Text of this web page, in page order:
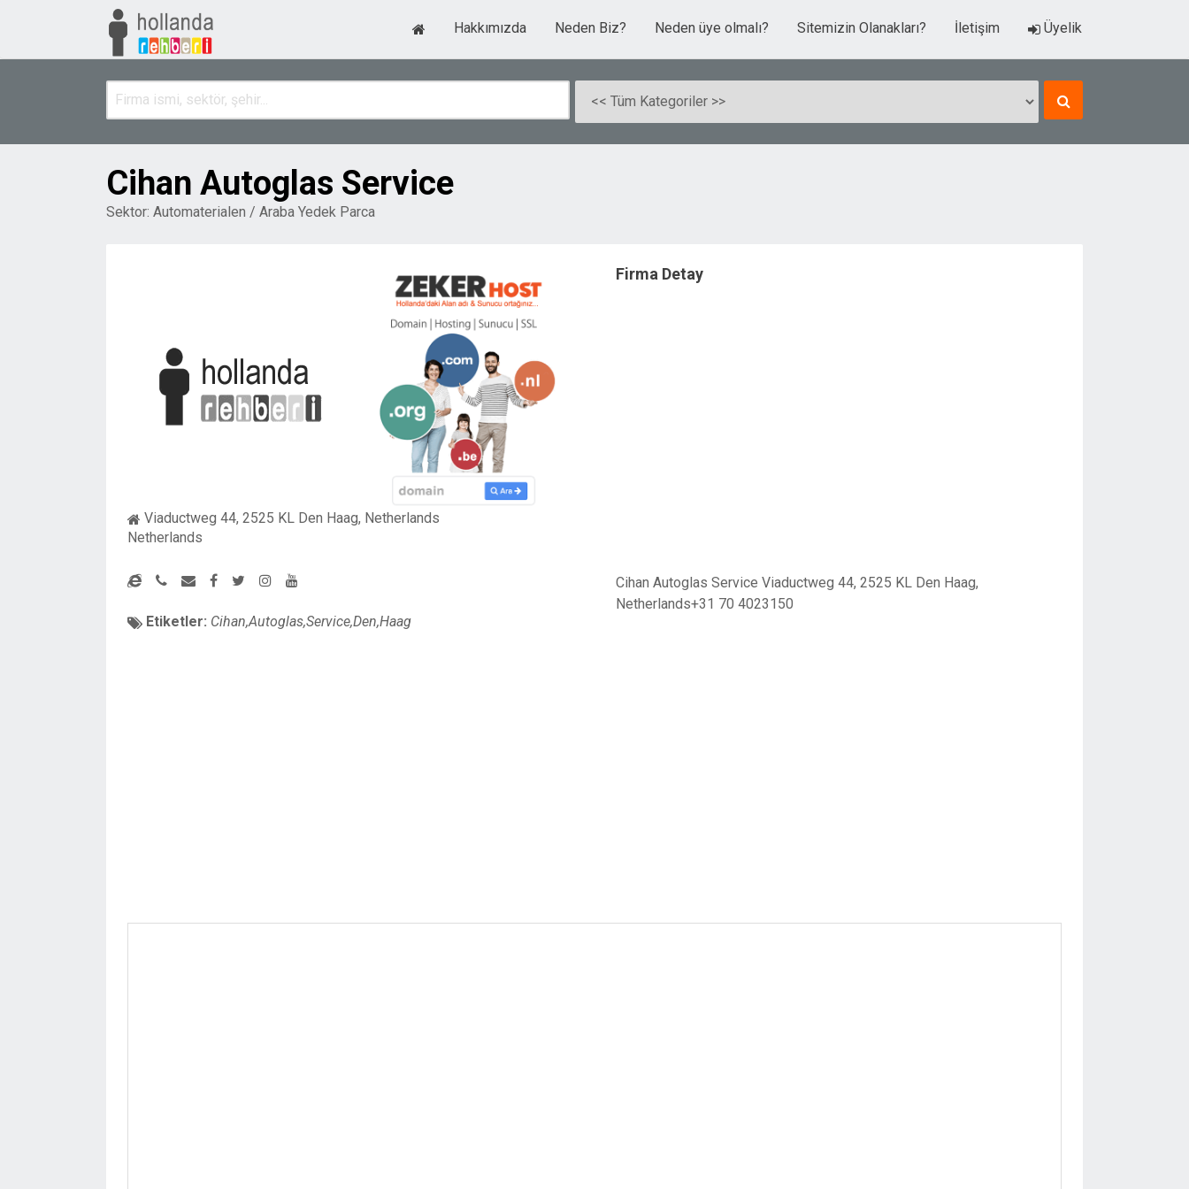
Hakkımızda Neden Biz? Neden üye olmalı? Sitemizin Olanakları? İletişim Üyelik
Cihan Autoglas Service
Sektor: Automaterialen / Araba Yedek Parca
Viaductweg 44, 2525 KL Den Haag, Netherlands
Netherlands
Etiketler: Cihan,Autoglas,Service,Den,Haag
Firma Detay
Cihan Autoglas Service Viaductweg 44, 2525 KL Den Haag,
Netherlands+31 70 4023150